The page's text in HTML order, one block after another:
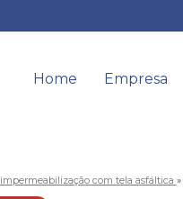
Home Empresa
impermeabilização com tela asfáltica »